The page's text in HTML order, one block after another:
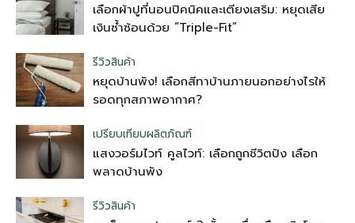
เลือกผ้าปูที่นอนปิคนิคและเตียงเสริม: หยุดเสีย
เงินซ้ำซ้อนด้วย “Triple-Fit”
รีวิวสินค้า
หยุดบ้านพัง! เลือกสีทาบ้านภายนอกอย่างไรให้
รอดทุกสภาพอากาศ?
เปรียบเทียบผลิตภัณฑ์
แสงวอร์มไวท์ คูลไวท์: เลือกถูกชีวิตปัง เลือก
พลาดบ้านพัง
รีวิวสินค้า